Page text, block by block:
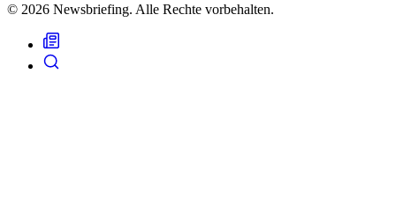
© 2026 Newsbriefing. Alle Rechte vorbehalten.